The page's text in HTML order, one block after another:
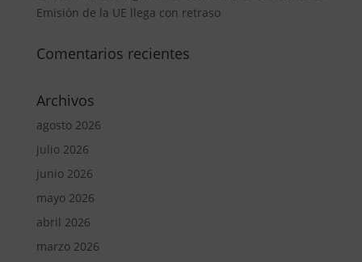
Emisión de la UE llega con retraso
Comentarios recientes
Archivos
agosto 2026
julio 2026
junio 2026
mayo 2026
abril 2026
marzo 2026